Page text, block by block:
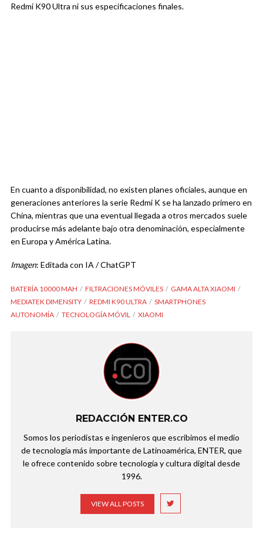
Redmi K90 Ultra ni sus especificaciones finales.
En cuanto a disponibilidad, no existen planes oficiales, aunque en
generaciones anteriores la serie Redmi K se ha lanzado primero en
China, mientras que una eventual llegada a otros mercados suele
producirse más adelante bajo otra denominación, especialmente
en Europa y América Latina.
Imagen: Editada con IA / ChatGPT
BATERÍA 10000 MAH FILTRACIONES MÓVILES
GAMA ALTA XIAOMI
MEDIATEK DIMENSITY
REDMI K90 ULTRA
SMARTPHONES
AUTONOMÍA
TECNOLOGÍA MÓVIL XIAOMI
REDACCIÓN ENTER.CO
Somos los periodistas e ingenieros que escribimos el medio
de tecnología más importante de Latinoamérica, ENTER, que
le ofrece contenido sobre tecnología y cultura digital desde
1996.
VIEW ALL POSTS